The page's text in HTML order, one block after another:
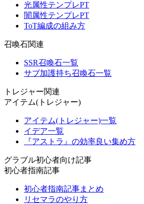
光属性テンプレPT
闇属性テンプレPT
ToT編成の組み方
召喚石関連
SSR召喚石一覧
サブ加護持ち召喚石一覧
トレジャー関連
アイテム(トレジャー)
アイテム(トレジャー)一覧
イデア一覧
『アストラ』の効率良い集め方
グラブル初心者向け記事
初心者指南記事
初心者指南記事まとめ
リセマラのやり方